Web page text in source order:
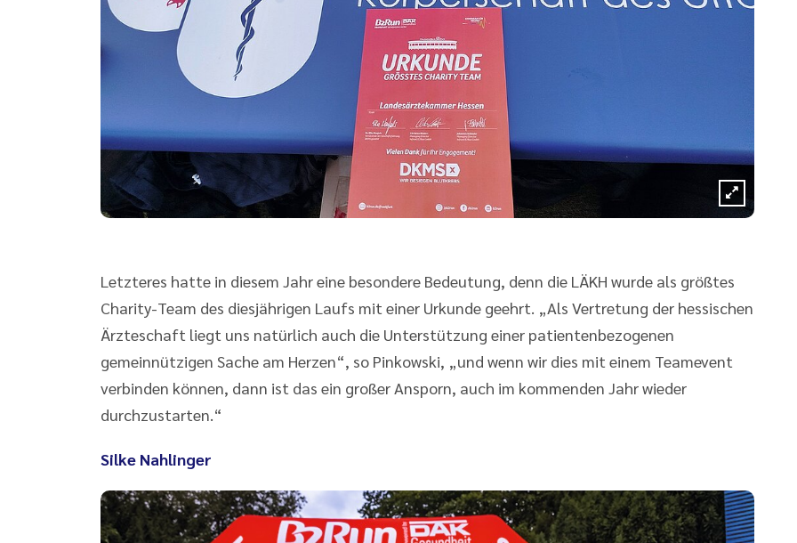
Letzteres hatte in diesem Jahr eine besondere Bedeutung, denn die LÄKH wurde als größtes
Charity-Team des diesjährigen Laufs mit einer Urkunde geehrt. „Als Vertretung der hessischen
Ärzteschaft liegt uns natürlich auch die Unterstützung einer patientenbezogenen
gemeinnützigen Sache am Herzen“, so Pinkowski, „und wenn wir dies mit einem Teamevent
verbinden können, dann ist das ein großer Ansporn, auch im kommenden Jahr wieder
durchzustarten.“
Silke Nahlinger